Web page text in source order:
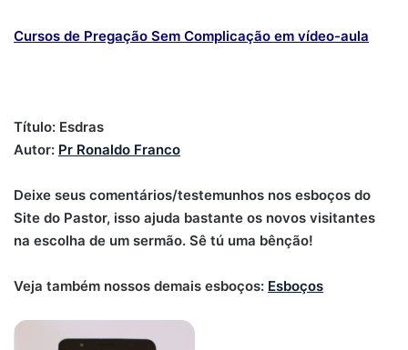
Cursos de Pregação Sem Complicação em vídeo-aula
Título: Esdras
Autor: Pr Ronaldo Franco
Deixe seus comentários/testemunhos nos esboços do
Site do Pastor, isso ajuda bastante os novos visitantes
na escolha de um sermão. Sê tú uma bênção!
Veja também nossos demais esboços: Esboços